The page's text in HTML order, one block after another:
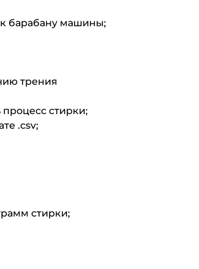
к барабану машины;
трения
стирки;
.csv;
стирки;